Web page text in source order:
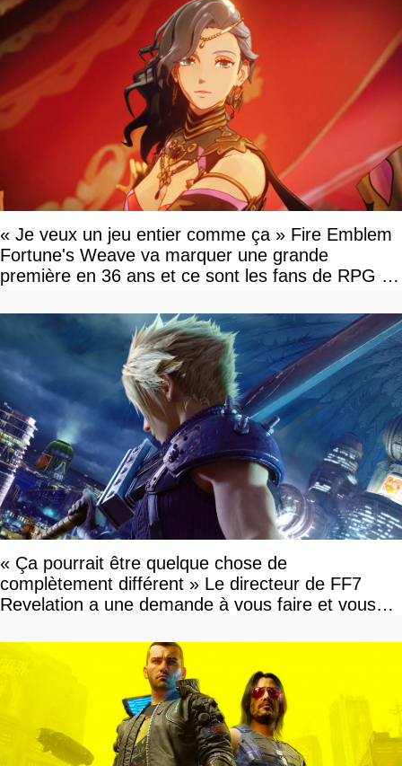
« Je veux un jeu entier comme ça » Fire Emblem
Fortune's Weave va marquer une grande
première en 36 ans et ce sont les fans de RPG en
« Ça pourrait être quelque chose de
complètement différent » Le directeur de FF7
Revelation a une demande à vous faire et vous